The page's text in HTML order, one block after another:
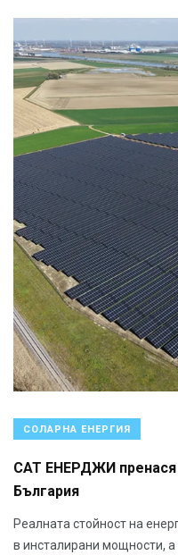
СОЛАРНА ЕНЕРГИЯ
САТ ЕНЕРДЖИ пренася
България
Реалната стойност на
в инсталирани мощности, а